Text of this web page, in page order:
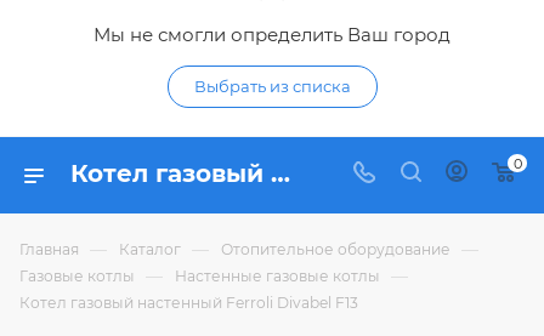
Мы не смогли определить Ваш город
Выбрать из списка
Котел газовый настенный Ferroli Divabel F13 - купить по цене в интернет-магазине Гидропромтехника с доставкой в Курске 0
Главная — Каталог — Отопительное оборудование —
Газовые котлы — Настенные газовые котлы —
Котел газовый настенный Ferroli Divabel F13